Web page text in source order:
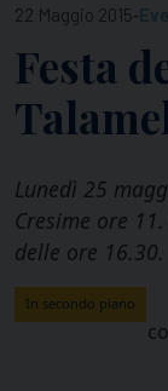
22 Maggio 2015-
Festa
Lunedì 25
Cresime ore
delle ore 16.30.
In secondo piano